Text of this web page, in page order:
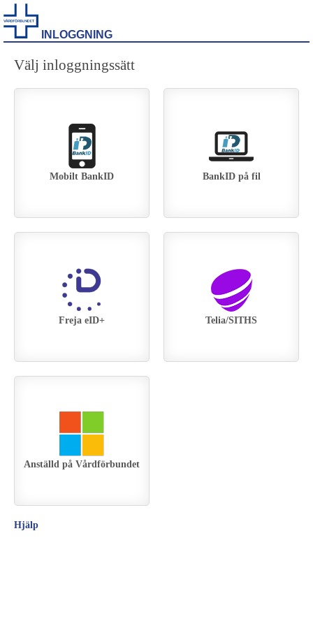
INLOGGNING
Välj inloggningssätt
Mobilt BankID BankID på fil
Telia/SITHS
Anställd på Vårdförbundet
Freja eID+
Hjälp